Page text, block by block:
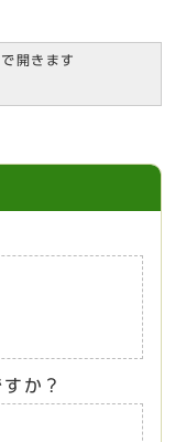
開きます
か？